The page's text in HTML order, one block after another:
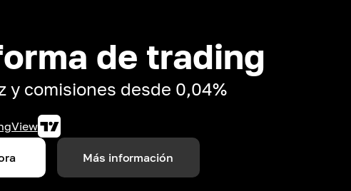
de trading
y comisiones desde 0,04%
Más información